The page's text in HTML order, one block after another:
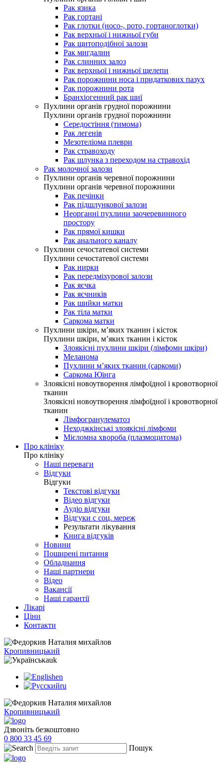
Рак язика
Рак гортані
Рак глотки (носо-, рото, гортаноглотки)
Рак верхньої і нижньої губи
Рак щитоподібної залози
Рак мигдалин
Рак слинних залоз
Рак верхньої і нижньої щелепи
Рак порожнини носа і придаткових пазух
Рак порожнини рота
Бранхіогенний рак шиї
Пухлини органів грудної порожнини
Пухлини органів грудної порожнини
Середостіння (тимома)
Рак легенів
Мезотеліома плеври
Рак стравоходу
Рак шлунка з переходом на стравохід
Рак молочної залози
Пухлини органів черевної порожнини
Пухлини органів черевної порожнини
Рак печінки
Рак підшлункової залози
Неорганні пухлини заочеревинного
простору
Рак прямої кишки
Рак анального каналу
Пухлини сечостатевої системи
Пухлини сечостатевої системи
Рак нирки
Рак передміхурової залози
Рак яєчка
Рак яєчників
Рак шийки матки
Рак тіла матки
Саркома матки
Пухлини шкіри, м’яких тканин і кісток
Пухлини шкіри, м’яких тканин і кісток
Злоякісні пухлини шкіри (лімфоми шкіри)
Меланома
Пухлини м’яких тканин (саркоми)
Саркома Юінга
Злоякісні новоутворення лімфоїдної і кровотворної
тканин
Злоякісні новоутворення лімфоїдної і кровотворної
тканин
Лімфогранулематоз
Неходжкінські злоякісні лімфоми
Мієломна хвороба (плазмоцитома)
Про клініку
Про клініку
Наші переваги
Відгуки
Відгуки
Текстові відгуки
Відео відгуки
Аудіо відгуки
Відгуки с соц. мереж
Результати лікування
Книга відгуків
Новини
Поширені питання
Обладнання
Наші партнери
Відео
Вакансії
Наші гарантії
Лікарі
Ціни
Контакти
Кропивницький
uk
en
ru
Кропивницький
Дзвоніть безкоштовно
0 800 33 45 69
Пошук